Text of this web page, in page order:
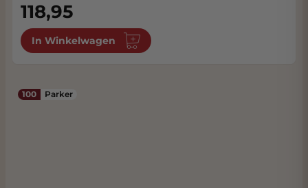
118,95
In Winkelwagen
100 Parker